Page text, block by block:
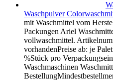
Waschpulver
mit Waschmittel vom
Packungen Ariel
vollwaschmittel.
vorhandenPreise ab: je
%Stück pro
Waschmaschinen